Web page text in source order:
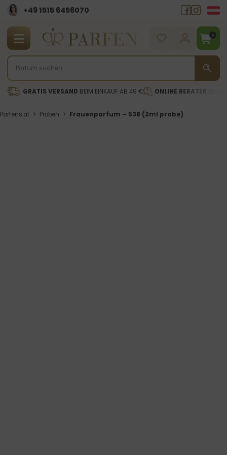
+49 1515 6456070
0
GRATIS VERSAND BEIM EINKAUF AB 49 € ONLINE BERATER
Parfens.at > Proben > Frauenparfum – 538 (2ml probe)